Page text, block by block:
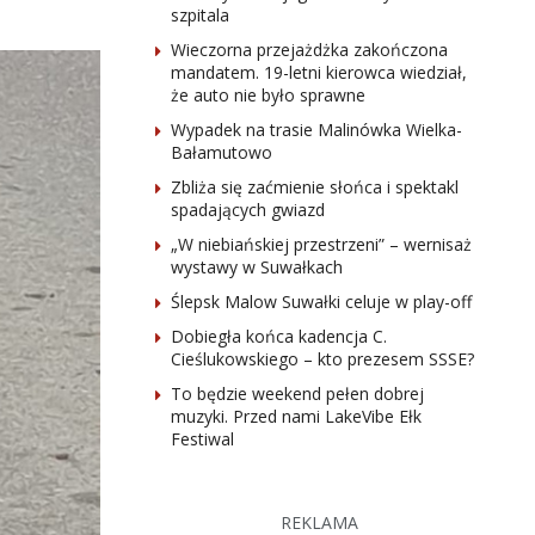
szpitala
Wieczorna przejażdżka zakończona
mandatem. 19-letni kierowca wiedział,
że auto nie było sprawne
Wypadek na trasie Malinówka Wielka-
Bałamutowo
Zbliża się zaćmienie słońca i spektakl
spadających gwiazd
„W niebiańskiej przestrzeni” – wernisaż
wystawy w Suwałkach
Ślepsk Malow Suwałki celuje w play-off
Dobiegła końca kadencja C.
Cieślukowskiego – kto prezesem SSSE?
To będzie weekend pełen dobrej
muzyki. Przed nami LakeVibe Ełk
Festiwal
REKLAMA